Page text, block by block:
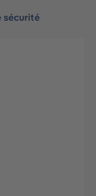
sécurité